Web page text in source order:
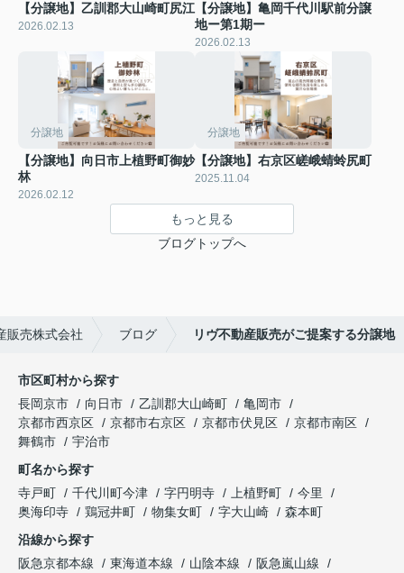
【分譲地】乙訓郡大山崎町尻江
2026.02.13
【分譲地】亀岡千代川駅前分譲
地ー第1期ー
2026.02.13
分譲地
【分譲地】向日市上植野町御妙
林
2026.02.12
分譲地
【分譲地】右京区嵯峨蜻蛉尻町
2025.11.04
もっと見る
ブログトップへ
販売株式会社 ブログ リヴ不動産販売がご提案する分譲地
市区町村から探す
長岡京市
向日市 乙訓郡大山崎町
亀岡市
京都市西京区
京都市右京区 京都市伏見区
京都市南区
舞鶴市
宇治市
町名から探す
寺戸町
千代川町今津 字円明寺 上植野町
今里
奥海印寺
鶏冠井町 物集女町 字大山崎
森本町
沿線から探す
阪急京都本線
東海道本線 山陰本線
阪急嵐山線